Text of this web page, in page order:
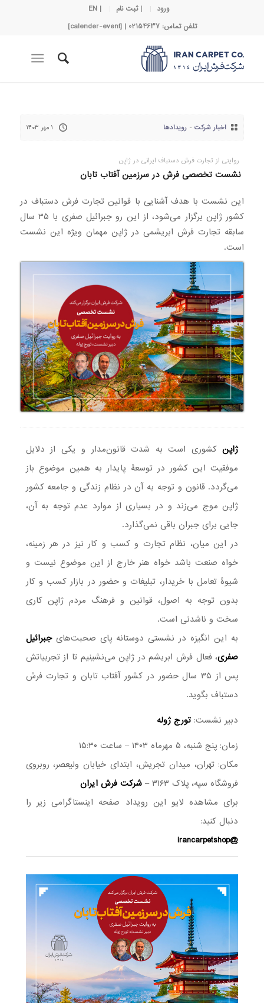
ورود | ثبت نام
| EN
تلفن تماس: 02154637 | [calender-event]
اخبار شرکت- رویدادها ۱ مهر ۱۴۰۳
روایتی از تجارت فرش دستباف ایرانی در ژاپن
نشست تخصصی فرش در سرزمین آفتاب تابان
این نشست با هدف آشنایی با قوانین تجارت فرش دستباف در
کشور ژاپن برگزار می‌شود، از این رو جبرائیل صفری با ۳۵ سال
سابقه تجارت فرش ابریشمی در ژاپن مهمان ویژه این نشست
است.
ژاپنکشوری است به شدت قانون‌مدار و یکی از دلایل
موفقیت این کشور در توسعۀ پایدار به همین موضوع باز
می‌گردد. قانون و توجه به آن در نظام زندگی و جامعه کشور
ژاپن موج می‌زند و در بسیاری از موارد عدم توجه به آن،
جایی برای جبران باقی نمی‌گذارد.
در این میان، نظام تجارت و کسب و کار نیز در هر زمینه،
خواه صنعت باشد خواه هنر خارج از این موضوع نیست و
شیوۀ تعامل با خریدار، تبلیغات و حضور در بازار کسب و کار
بدون توجه به اصول، قوانین و فرهنگ مردم ژاپن کاری
سخت و ناشدنی است.
به این انگیزه در نشستی دوستانه پای صحبت‌هایجبرائیل
صفری، فعال فرش ابریشم در ژاپن می‌نشینیم تا از تجربیاتش
پس از ۳۵ سال حضور در کشور آفتاب تابان و تجارت فرش
دستباف بگوید.
دبیر نشست: تورج ژوله
زمان: پنج شنبه، ۵ مهرماه ۱۴۰۳ – ساعت ۱۵:۳۰
مکان: تهران، میدان تجریش، ابتدای خیابان ولیعصر، روبروی
فروشگاه سپه، پلاک ۳۱۶۳ –
شرکت فرش ایران
برای مشاهده لایو این رویداد صفحه اینستاگرامی زیر را
دنبال کنید:
@irancarpetshop